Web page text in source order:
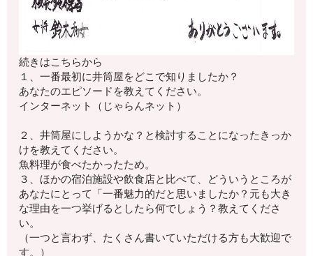
続きはこちらから
１、一番最初に井筒屋をどこで知りましたか？
あなたのエピソードを教えてください。
インターネット（じゃらんネット）
２、井筒屋にしようかな？ と検討することになったきっか
けを教えてください。
魚料理が食べたかったため。
３、ほかの宿泊施設や飲食店と比べて、
どういうところが
あなたにとって「一番魅力的だと思いましたか？ 元も大き
な理由を一つ挙げるとしたら何でしょう？教えてくださ
い。
（一つと言わず、たくさん書いていただける方も大歓迎で
す。）